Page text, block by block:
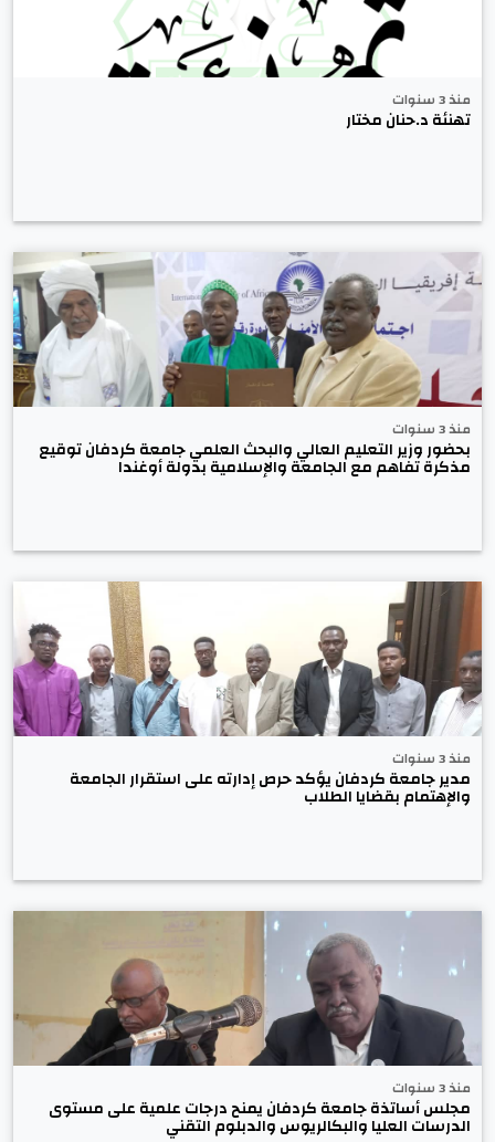
منذ 3 سنوات
تهنئة د.حنان مختار
منذ 3 سنوات
بحضور وزير التعليم العالي والبحث العلمي جامعة كردفان توقيع
مذكرة تفاهم مع الجامعة والإسلامية بدولة أوغندا
منذ 3 سنوات
مدير جامعة كردفان يؤكد حرص إدارته على استقرار الجامعة
والإهتمام بقضايا الطلاب
منذ 3 سنوات
مجلس أساتذة جامعة كردفان يمنح درجات علمية على مستوى
الدرسات العليا والبكالريوس والدبلوم التقني